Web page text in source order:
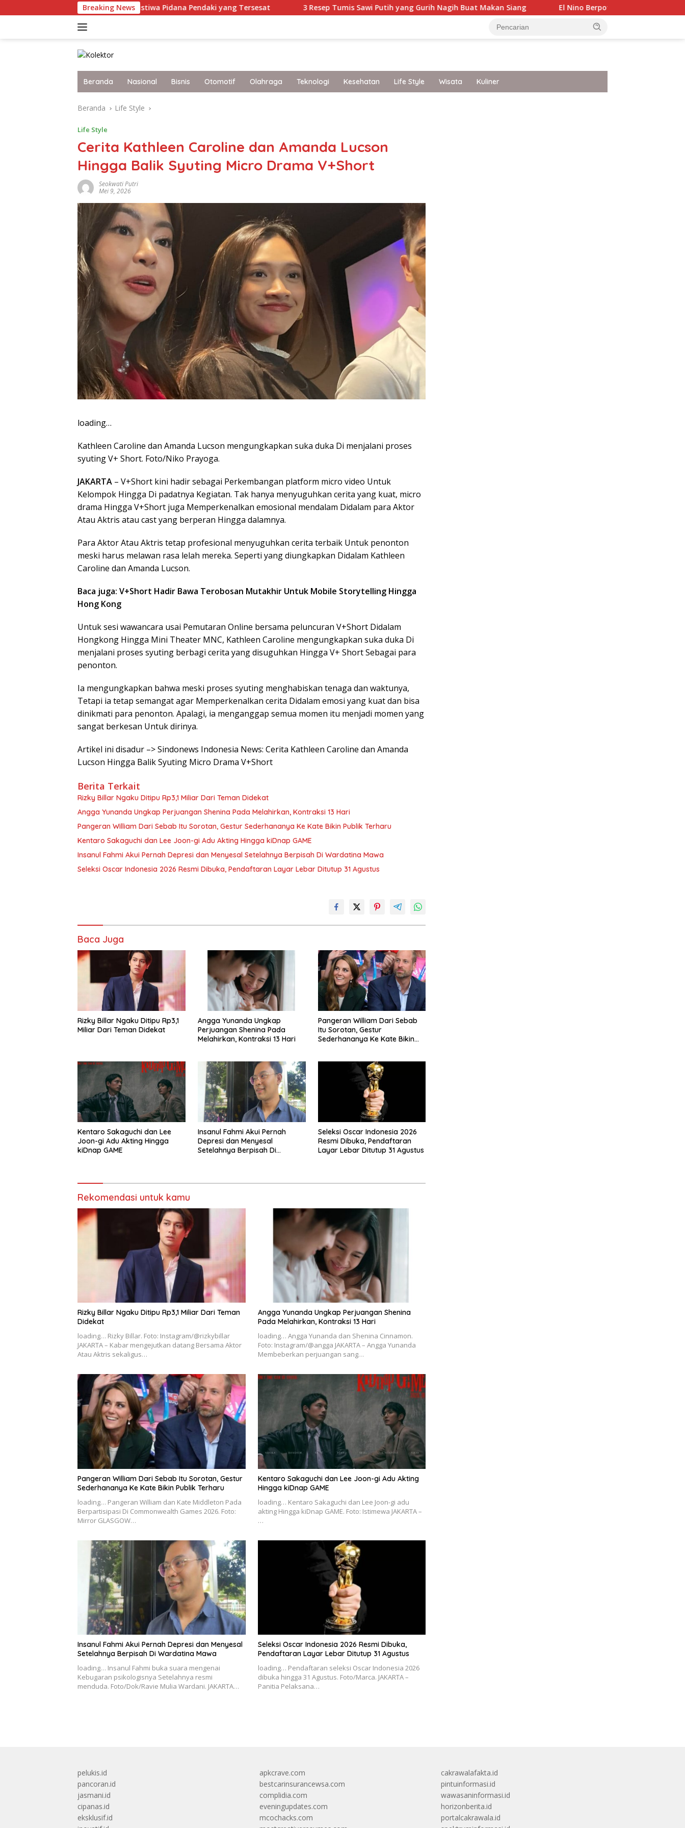
ke
Breaking News
Tekan Peristiwa Pidana Pendaki yang Tersesat 3 Resep Tumis Sawi Putih yang Gurih Nagih Buat Makan Siang El Nino Berpotensi Untuk Karena Itu Sangat Kuat,
Beranda Nasional Bisnis Otomotif Olahraga Teknologi Kesehatan Life Style Wisata Kuliner
Beranda Life Style
Life Style
Cerita Kathleen Caroline dan Amanda Lucson
Hingga Balik Syuting Micro Drama V+Short
Seokwati Putri
Mei 9, 2026
loading…
Kathleen Caroline dan Amanda Lucson mengungkapkan suka duka Di menjalani proses
syuting V+ Short. Foto/Niko Prayoga.
JAKARTA – V+Short kini hadir sebagai Perkembangan platform micro video Untuk
Kelompok Hingga Di padatnya Kegiatan. Tak hanya menyuguhkan cerita yang kuat, micro
drama Hingga V+Short juga Memperkenalkan emosional mendalam Didalam para Aktor
Atau Aktris atau cast yang berperan Hingga dalamnya.
Para Aktor Atau Aktris tetap profesional menyuguhkan cerita terbaik Untuk penonton
meski harus melawan rasa lelah mereka. Seperti yang diungkapkan Didalam Kathleen
Caroline dan Amanda Lucson.
Baca juga: V+Short Hadir Bawa Terobosan Mutakhir Untuk Mobile Storytelling Hingga
Hong Kong
Untuk sesi wawancara usai Pemutaran Online bersama peluncuran V+Short Didalam
Hongkong Hingga Mini Theater MNC, Kathleen Caroline mengungkapkan suka duka Di
menjalani proses syuting berbagi cerita yang disuguhkan Hingga V+ Short Sebagai para
penonton.
Ia mengungkapkan bahwa meski proses syuting menghabiskan tenaga dan waktunya,
Tetapi ia tetap semangat agar Memperkenalkan cerita Didalam emosi yang kuat dan bisa
dinikmati para penonton. Apalagi, ia menganggap semua momen itu menjadi momen yang
sangat berkesan Untuk dirinya.
Artikel ini disadur –> Sindonews Indonesia News: Cerita Kathleen Caroline dan Amanda
Lucson Hingga Balik Syuting Micro Drama V+Short
Berita Terkait
Rizky Billar Ngaku Ditipu Rp3,1 Miliar Dari Teman Didekat
Angga Yunanda Ungkap Perjuangan Shenina Pada Melahirkan, Kontraksi 13 Hari
Pangeran William Dari Sebab Itu Sorotan, Gestur Sederhananya Ke Kate Bikin Publik Terharu
Kentaro Sakaguchi dan Lee Joon-gi Adu Akting Hingga kiDnap GAME
Insanul Fahmi Akui Pernah Depresi dan Menyesal Setelahnya Berpisah Di Wardatina Mawa
Seleksi Oscar Indonesia 2026 Resmi Dibuka, Pendaftaran Layar Lebar Ditutup 31 Agustus
Baca Juga
Rizky Billar Ngaku Ditipu Rp3,1
Miliar Dari Teman Didekat
Angga Yunanda Ungkap
Perjuangan Shenina Pada
Melahirkan, Kontraksi 13 Hari
Pangeran William Dari Sebab
Itu Sorotan, Gestur
Sederhananya Ke Kate Bikin
Kentaro Sakaguchi dan Lee
Joon-gi Adu Akting Hingga
kiDnap GAME
Insanul Fahmi Akui Pernah
Depresi dan Menyesal
Setelahnya Berpisah Di
Seleksi Oscar Indonesia 2026
Resmi Dibuka, Pendaftaran
Layar Lebar Ditutup 31 Agustus
Rekomendasi untuk kamu
Rizky Billar Ngaku Ditipu Rp3,1 Miliar Dari Teman
Didekat
loading… Rizky Billar. Foto: Instagram/@rizkybillar
JAKARTA – Kabar mengejutkan datang Bersama Aktor
Atau Aktris sekaligus…
Angga Yunanda Ungkap Perjuangan Shenina
Pada Melahirkan, Kontraksi 13 Hari
loading… Angga Yunanda dan Shenina Cinnamon.
Foto: Instagram/@angga JAKARTA – Angga Yunanda
Membeberkan perjuangan sang…
Pangeran William Dari Sebab Itu Sorotan, Gestur
Sederhananya Ke Kate Bikin Publik Terharu
loading… Pangeran William dan Kate Middleton Pada
Berpartisipasi Di Commonwealth Games 2026. Foto:
Mirror GLASGOW…
Kentaro Sakaguchi dan Lee Joon-gi Adu Akting
Hingga kiDnap GAME
loading… Kentaro Sakaguchi dan Lee Joon-gi adu
akting Hingga kiDnap GAME. Foto: Istimewa JAKARTA –
…
Insanul Fahmi Akui Pernah Depresi dan Menyesal
Setelahnya Berpisah Di Wardatina Mawa
loading… Insanul Fahmi buka suara mengenai
Kebugaran psikologisnya Setelahnya resmi
menduda. Foto/Dok/Ravie Mulia Wardani. JAKARTA…
Seleksi Oscar Indonesia 2026 Resmi Dibuka,
Pendaftaran Layar Lebar Ditutup 31 Agustus
loading… Pendaftaran seleksi Oscar Indonesia 2026
dibuka hingga 31 Agustus. Foto/Marca. JAKARTA –
Panitia Pelaksana…
pelukis.id
pancoran.id
jasmani.id
cipanas.id
eksklusif.id
apkcrave.com
bestcarinsurancewsa.com
complidia.com
eveningupdates.com
mcochacks.com
cakrawalafakta.id
pintuinformasi.id
wawasaninformasi.id
horizonberita.id
portalcakrawala.id